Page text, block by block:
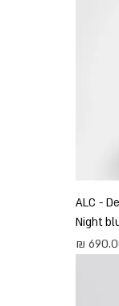
ALC -
Night